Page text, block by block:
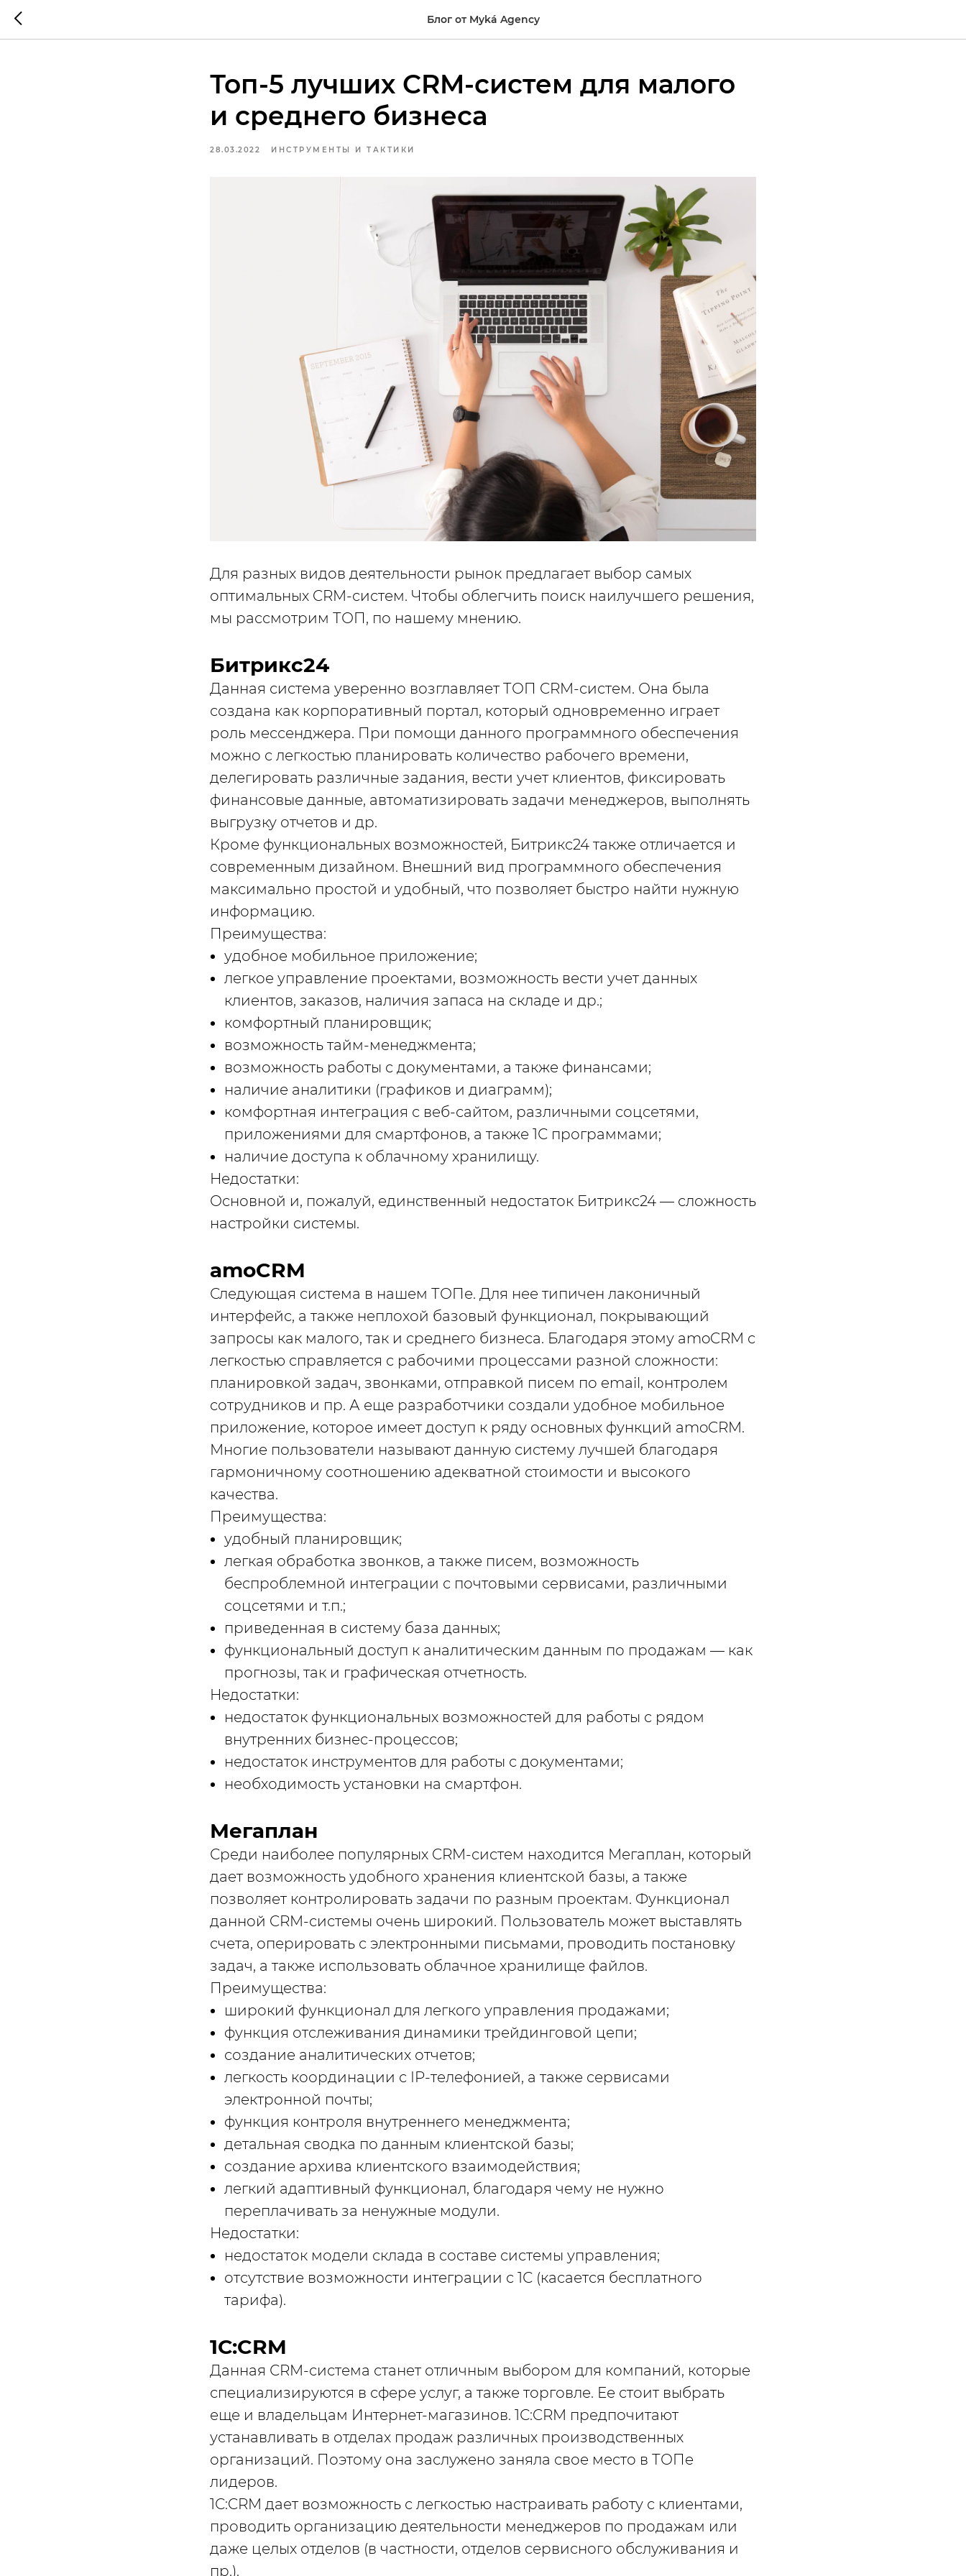
Блог от Myká Agency
Топ-5 лучших CRM-систем для малого
и среднего бизнеса
28.03.2022 ИНСТРУМЕНТЫ И ТАКТИКИ
Для разных видов деятельности рынок предлагает выбор самых
оптимальных CRM-систем. Чтобы облегчить поиск наилучшего решения,
мы рассмотрим ТОП, по нашему мнению.
Битрикс24
Данная система уверенно возглавляет ТОП CRM-систем. Она была
создана как корпоративный портал, который одновременно играет
роль мессенджера. При помощи данного программного обеспечения
можно с легкостью планировать количество рабочего времени,
делегировать различные задания, вести учет клиентов, фиксировать
финансовые данные, автоматизировать задачи менеджеров, выполнять
выгрузку отчетов и др.
Кроме функциональных возможностей, Битрикс24 также отличается и
современным дизайном. Внешний вид программного обеспечения
максимально простой и удобный, что позволяет быстро найти нужную
информацию.
Преимущества:
удобное мобильное приложение;
легкое управление проектами, возможность вести учет данных
клиентов, заказов, наличия запаса на складе и др.;
комфортный планировщик;
возможность тайм-менеджмента;
возможность работы с документами, а также финансами;
наличие аналитики (графиков и диаграмм);
комфортная интеграция с веб-сайтом, различными соцсетями,
приложениями для смартфонов, а также 1С программами;
наличие доступа к облачному хранилищу.
Недостатки:
Основной и, пожалуй, единственный недостаток Битрикс24 — сложность
настройки системы.
аmoCRM
Следующая система в нашем ТОПе. Для нее типичен лаконичный
интерфейс, а также неплохой базовый функционал, покрывающий
запросы как малого, так и среднего бизнеса. Благодаря этому аmoCRM с
легкостью справляется с рабочими процессами разной сложности:
планировкой задач, звонками, отправкой писем по email, контролем
сотрудников и пр. А еще разработчики создали удобное мобильное
приложение, которое имеет доступ к ряду основных функций аmoCRM.
Многие пользователи называют данную систему лучшей благодаря
гармоничному соотношению адекватной стоимости и высокого
качества.
Преимущества:
удобный планировщик;
легкая обработка звонков, а также писем, возможность
беспроблемной интеграции с почтовыми сервисами, различными
соцсетями и т.п.;
приведенная в систему база данных;
функциональный доступ к аналитическим данным по продажам — как
прогнозы, так и графическая отчетность.
Недостатки:
недостаток функциональных возможностей для работы с рядом
внутренних бизнес-процессов;
недостаток инструментов для работы с документами;
необходимость установки на смартфон.
Мегаплан
Среди наиболее популярных CRM-систем находится Мегаплан, который
дает возможность удобного хранения клиентской базы, а также
позволяет контролировать задачи по разным проектам. Функционал
данной CRM-системы очень широкий. Пользователь может выставлять
счета, оперировать с электронными письмами, проводить постановку
задач, а также использовать облачное хранилище файлов.
Преимущества:
широкий функционал для легкого управления продажами;
функция отслеживания динамики трейдинговой цепи;
создание аналитических отчетов;
легкость координации с IP-телефонией, а также сервисами
электронной почты;
функция контроля внутреннего менеджмента;
детальная сводка по данным клиентской базы;
создание архива клиентского взаимодействия;
легкий адаптивный функционал, благодаря чему не нужно
переплачивать за ненужные модули.
Недостатки:
недостаток модели склада в составе системы управления;
отсутствие возможности интеграции с 1С (касается бесплатного
тарифа).
1С:CRM
Данная СRM-система станет отличным выбором для компаний, которые
специализируются в сфере услуг, а также торговле. Ее стоит выбрать
еще и владельцам Интернет-магазинов. 1С:CRM предпочитают
устанавливать в отделах продаж различных производственных
организаций. Поэтому она заслужено заняла свое место в ТОПе
лидеров.
1С:CRM дает возможность с легкостью настраивать работу с клиентами,
проводить организацию деятельности менеджеров по продажам или
даже целых отделов (в частности, отделов сервисного обслуживания и
пр.).